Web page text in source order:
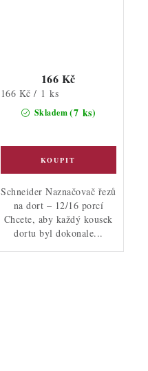
Skladem(7 ks)
166 Kč
Měrná
166 Kč / 1 ks
Schneider Naznačovač řezů
na dort – 12/16 porcí
Chcete, aby každý kousek
dortu byl dokonale...